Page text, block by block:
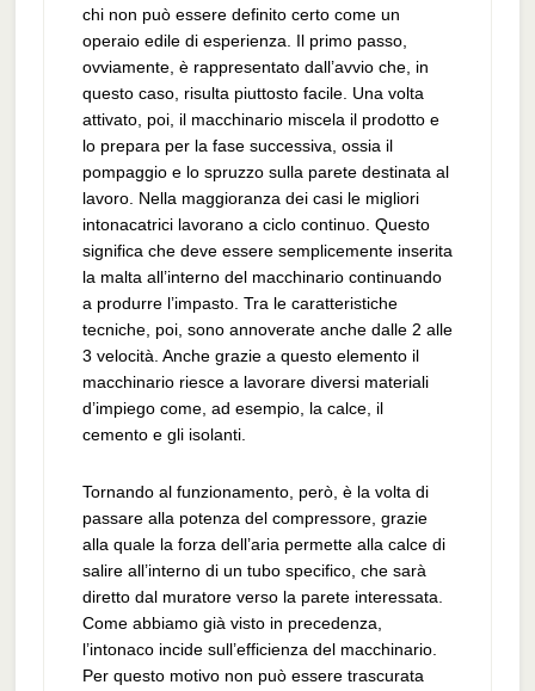
chi non può essere definito certo come un
operaio edile di esperienza. Il primo passo,
ovviamente, è rappresentato dall’avvio che, in
questo caso, risulta piuttosto facile. Una volta
attivato, poi, il macchinario miscela il prodotto e
lo prepara per la fase successiva, ossia il
pompaggio e lo spruzzo sulla parete destinata al
lavoro. Nella maggioranza dei casi le migliori
intonacatrici lavorano a ciclo continuo. Questo
significa che deve essere semplicemente inserita
la malta all’interno del macchinario continuando
a produrre l’impasto. Tra le caratteristiche
tecniche, poi, sono annoverate anche dalle 2 alle
3 velocità. Anche grazie a questo elemento il
macchinario riesce a lavorare diversi materiali
d’impiego come, ad esempio, la calce, il
cemento e gli isolanti.
Tornando al funzionamento, però, è la volta di
passare alla potenza del compressore, grazie
alla quale la forza dell’aria permette alla calce di
salire all’interno di un tubo specifico, che sarà
diretto dal muratore verso la parete interessata.
Come abbiamo già visto in precedenza,
l’intonaco incide sull’efficienza del macchinario.
Per questo motivo non può essere trascurata